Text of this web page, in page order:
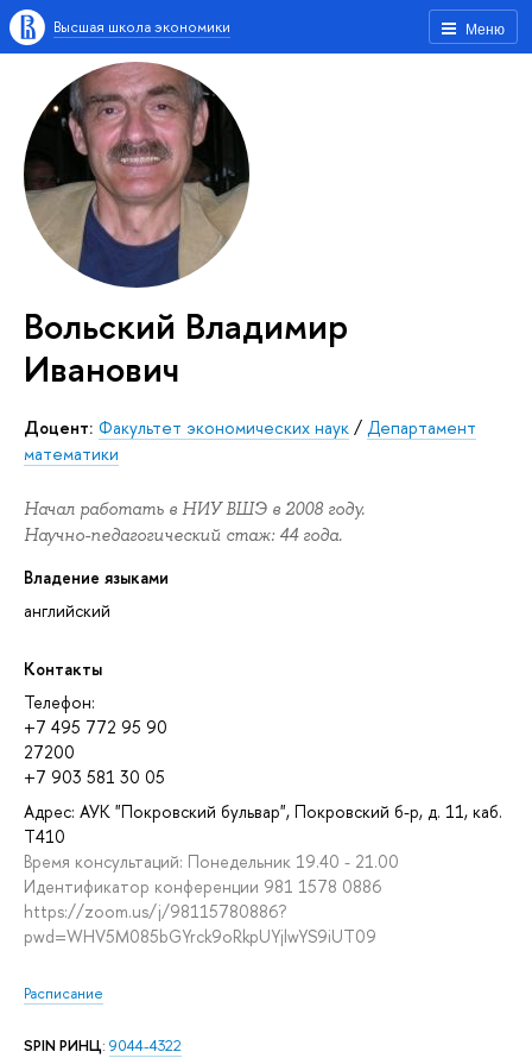
Меню
Высшая школа экономики
Вольский Владимир
Иванович
Доцент: Факультет экономических наук / Департамент
математики
Начал работать в НИУ ВШЭ в 2008 году.
Научно-педагогический стаж: 44 года.
Владение языками
английский
Контакты
Телефон:
+7 495 772 95 90
27200
+7 903 581 30 05
Адрес: АУК "Покровский бульвар", Покровский б-р, д. 11, каб.
T410
Время консультаций: Понедельник 19.40 - 21.00
Идентификатор конференции 981 1578 0886
https://zoom.us/j/98115780886?
pwd=WHV5M085bGYrck9oRkpUYjlwYS9iUT09
Расписание
SPIN РИНЦ: 9044-4322